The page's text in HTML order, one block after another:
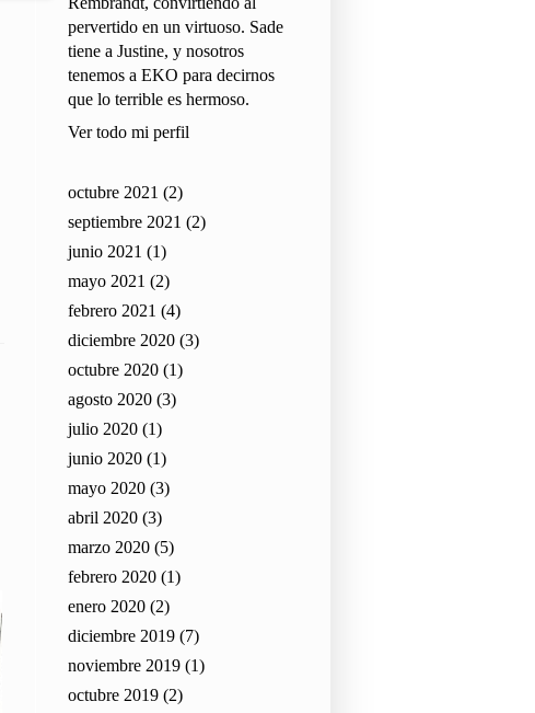
pervertido en un virtuoso. Sade
tiene a Justine, y nosotros
tenemos a EKO para decirnos
que lo terrible es hermoso.
Ver todo mi perfil
octubre 2021 (2)
septiembre 2021 (2)
junio 2021 (1)
mayo 2021 (2)
febrero 2021 (4)
diciembre 2020 (3)
octubre 2020 (1)
agosto 2020 (3)
julio 2020 (1)
junio 2020 (1)
mayo 2020 (3)
abril 2020 (3)
marzo 2020 (5)
febrero 2020 (1)
enero 2020 (2)
diciembre 2019 (7)
noviembre 2019 (1)
octubre 2019 (2)